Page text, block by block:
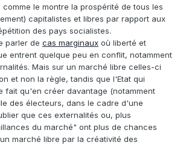
très préoccupé par les dommages
la destruction des territoires naturels et
(déforestation, urbanisation,
l'agriculture).
le montre la prospérité de tous les
capitalistes et libres par rapport aux
des pays socialistes.
parler de cas marginaux où liberté et
entrent quelque peu en conflit, notamment
Mais sur un marché libre celles-ci
et non la règle, tandis que l'Etat qui
fait qu'en créer davantage (notamment
des électeurs, dans le cadre d'une
que ces externalités ou, plus
du marché" ont plus de chances
marché libre par la créativité des